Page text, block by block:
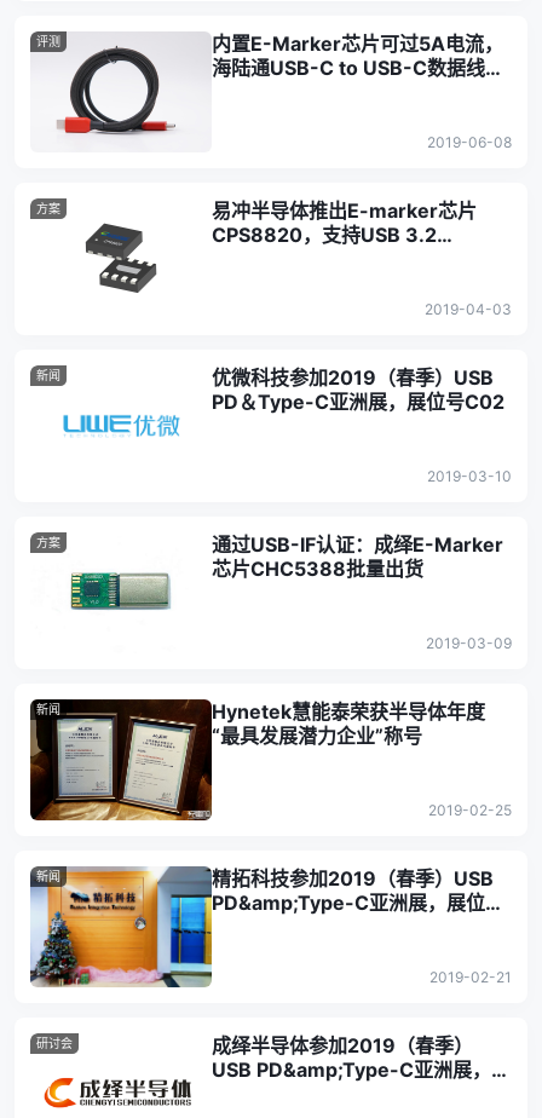
评测
内置E-Marker芯片可过5A电流，
海陆通USB-C to USB-C数据线上
2019-06-08
方案
易冲半导体推出E-marker芯片
CPS8820，支持USB 3.2
2019-04-03
新闻
优微科技参加2019（春季）USB
PD＆Type-C亚洲展，展位号C02
2019-03-10
方案
通过USB-IF认证：成绎E-Marker
芯片CHC5388批量出货
2019-03-09
新闻
Hynetek慧能泰荣获半导体年度
“最具发展潜力企业”称号
2019-02-25
新闻
精拓科技参加2019（春季）USB
PD&amp;Type-C亚洲展，展位
2019-02-21
研讨会
成绎半导体参加2019（春季）
USB PD&amp;Type-C亚洲展，展